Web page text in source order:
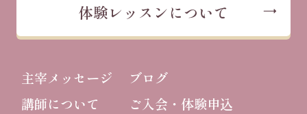
体験レッスンについて
主宰メッセージ
講師について
ブログ
ご入会・体験申込